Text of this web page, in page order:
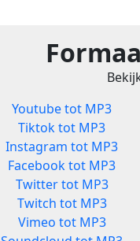
Youtube tot MP3
Tiktok tot MP3
Instagram tot MP3
Facebook tot MP3
Twitter tot MP3
Twitch tot MP3
Vimeo tot MP3